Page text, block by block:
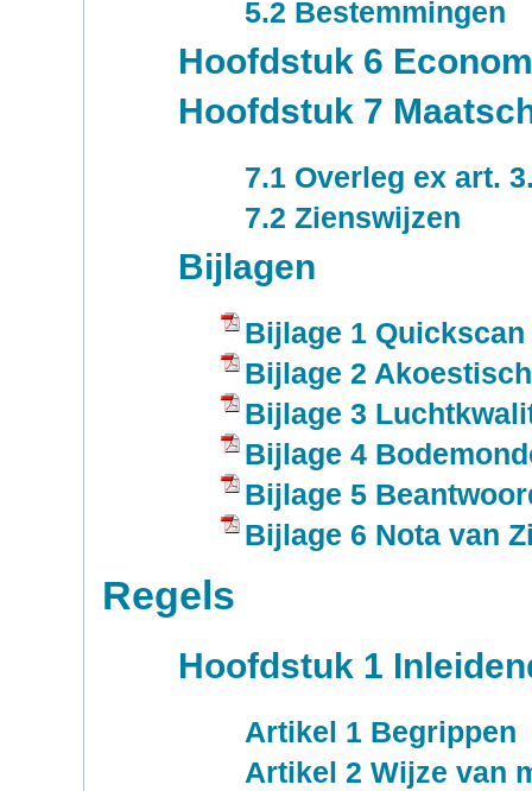
5.2 Bestemmingen
Hoofdstuk 6
Hoofdstuk 7
7.1 Overleg ex art.
7.2 Zienswijzen
Bijlagen
Bijlage 1
Bijlage 2
Bijlage 3
Bijlage 4
Bijlage 5
Bijlage 6 Nota van
Regels
Hoofdstuk 1
Artikel 1 Begrippen
Artikel 2 Wijze van